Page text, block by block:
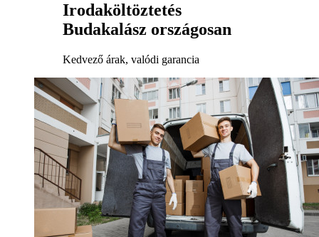
Irodaköltöztetés
Budakalász országosan
Kedvező árak, valódi garancia